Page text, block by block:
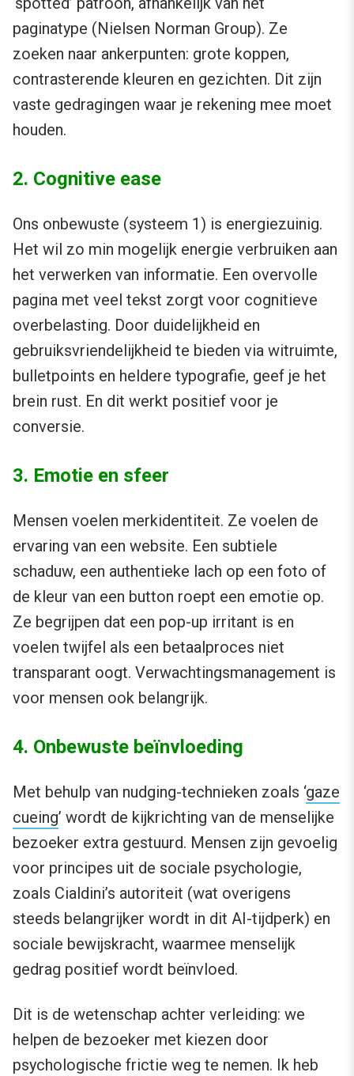
paginatype (Nielsen Norman Group). Ze
zoeken naar ankerpunten: grote koppen,
contrasterende kleuren en gezichten. Dit zijn
vaste gedragingen waar je rekening mee moet
houden.
2. Cognitive ease
Ons onbewuste (systeem 1) is energiezuinig.
Het wil zo min mogelijk energie verbruiken aan
het verwerken van informatie. Een overvolle
pagina met veel tekst zorgt voor cognitieve
overbelasting. Door duidelijkheid en
gebruiksvriendelijkheid te bieden via witruimte,
bulletpoints en heldere typografie, geef je het
brein rust. En dit werkt positief voor je
conversie.
3. Emotie en sfeer
Mensen voelen merkidentiteit. Ze voelen de
ervaring van een website. Een subtiele
schaduw, een authentieke lach op een foto of
de kleur van een button roept een emotie op.
Ze begrijpen dat een pop-up irritant is en
voelen twijfel als een betaalproces niet
transparant oogt. Verwachtingsmanagement is
voor mensen ook belangrijk.
4. Onbewuste beïnvloeding
Met behulp van nudging-technieken zoals ‘gaze
cueing’ wordt de kijkrichting van de menselijke
bezoeker extra gestuurd. Mensen zijn gevoelig
voor principes uit de sociale psychologie,
zoals Cialdini’s autoriteit (wat overigens
steeds belangrijker wordt in dit AI-tijdperk) en
sociale bewijskracht, waarmee menselijk
gedrag positief wordt beïnvloed.
Dit is de wetenschap achter verleiding: we
helpen de bezoeker met kiezen door
psychologische frictie weg te nemen. Ik heb